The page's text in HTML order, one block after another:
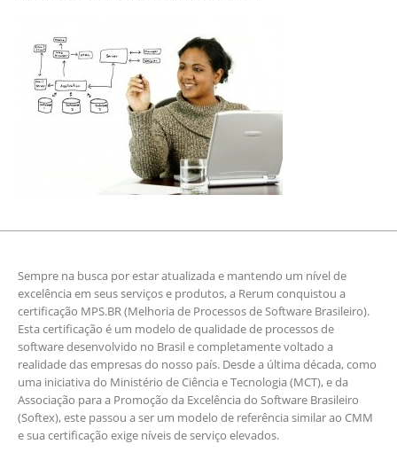
Sempre na busca por estar atualizada e mantendo um nível de
excelência em seus serviços e produtos, a Rerum conquistou a
certificação MPS.BR (Melhoria de Processos de Software Brasileiro).
Esta certificação é um modelo de qualidade de processos de
software desenvolvido no Brasil e completamente voltado a
realidade das empresas do nosso país. Desde a última década, como
uma iniciativa do Ministério de Ciência e Tecnologia (MCT), e da
Associação para a Promoção da Excelência do Software Brasileiro
(Softex), este passou a ser um modelo de referência similar ao CMM
e sua certificação exige níveis de serviço elevados.